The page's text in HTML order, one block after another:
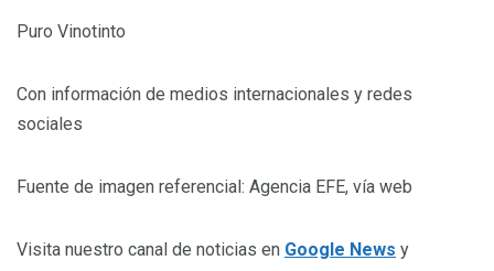
Puro Vinotinto
Con información de medios internacionales y redes
sociales
Fuente de imagen referencial: Agencia EFE, vía web
Visita nuestro canal de noticias en Google News y